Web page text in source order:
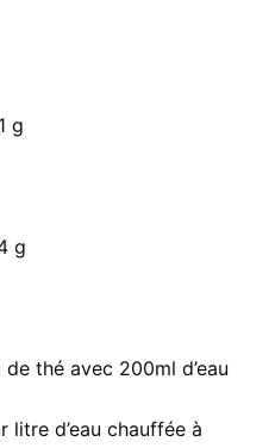
g
g
thé avec 200ml d’eau
litre d’eau chauffée à